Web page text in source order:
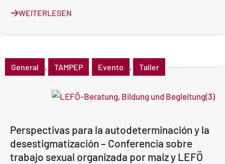
WEITERLESEN
General , TAMPEP Evento , Taller
Perspectivas para la autodeterminación y la
desestigmatización – Conferencia sobre
trabajo sexual organizada por maiz y LEFÖ